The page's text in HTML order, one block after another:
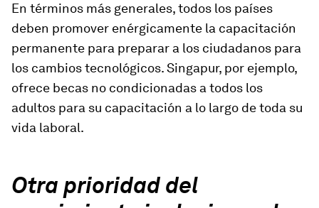
En términos más generales,todos los países
deben promover enérgicamente la capacitación
permanente para preparar a los ciudadanos para
los cambios tecnológicos. Singapur, por ejemplo,
ofrece becas no condicionadas a todos los
adultos para su capacitación a lo largo de toda su
vida laboral.
Otra prioridad del